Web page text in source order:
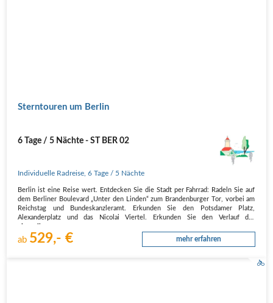
Sterntouren um Berlin
6 Tage / 5 Nächte - ST BER 02
Individuelle Radreise ,6 Tage / 5 Nächte
Berlin ist eine Reise wert. Entdecken Sie die Stadt per Fahrrad: Radeln Sie auf
dem Berliner Boulevard „Unter den Linden“ zum Brandenburger Tor, vorbei am
Reichstag und Bundeskanzleramt. Erkunden Sie den Potsdamer Platz,
Alexanderplatz und das Nicolai Viertel. Erkunden Sie den Verlauf der
ab 529,- € mehr erfahren